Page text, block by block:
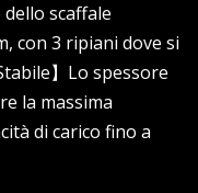
scaffale
con 3 ripiani dove si
】Lo spessore
la massima
di carico fino a